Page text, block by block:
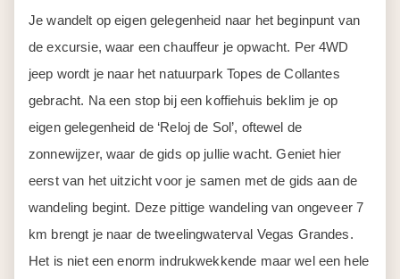
Je wandelt op eigen gelegenheid naar het beginpunt van
de excursie, waar een chauffeur je opwacht. Per 4WD
jeep wordt je naar het natuurpark Topes de Collantes
gebracht. Na een stop bij een koffiehuis beklim je op
eigen gelegenheid de ‘Reloj de Sol’, oftewel de
zonnewijzer, waar de gids op jullie wacht. Geniet hier
eerst van het uitzicht voor je samen met de gids aan de
wandeling begint. Deze pittige wandeling van ongeveer 7
km brengt je naar de tweelingwaterval Vegas Grandes.
Het is niet een enorm indrukwekkende maar wel een hele